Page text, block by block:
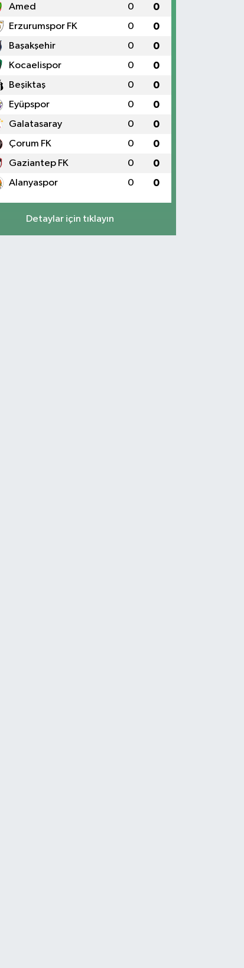
Amed 0 0
Erzurumspor FK 0 0
Başakşehir 0 0
Kocaelispor 0 0
Beşiktaş 0 0
Eyüpspor 0 0
Galatasaray 0 0
Çorum FK 0 0
Gaziantep FK 0 0
Alanyaspor 0 0
Detaylar için tıklayın